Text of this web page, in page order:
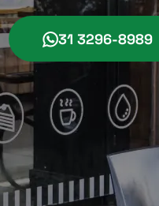
31 3296-8989